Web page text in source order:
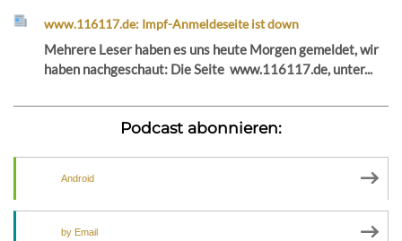
www.116117.de: Impf-Anmeldeseite ist down
Mehrere Leser haben es uns heute Morgen gemeldet, wir
haben nachgeschaut: Die Seite www.116117.de, unter...
Podcast abonnieren:
Android
by Email